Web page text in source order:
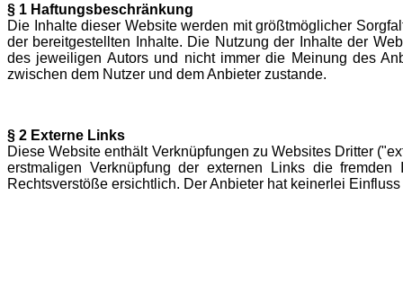
§ 1 Haftungsbeschränkung
Die Inhalte dieser Website werden mit größtmöglicher
der bereitgestellten Inhalte. Die Nutzung der Inhalte der
des jeweiligen Autors und nicht immer die Meinung des
zwischen dem Nutzer und dem Anbieter zustande.
§ 2 Externe Links
Diese Website enthält Verknüpfungen zu Websites Dritter
erstmaligen Verknüpfung der externen Links die
Rechtsverstöße ersichtlich. Der Anbieter hat keinerlei